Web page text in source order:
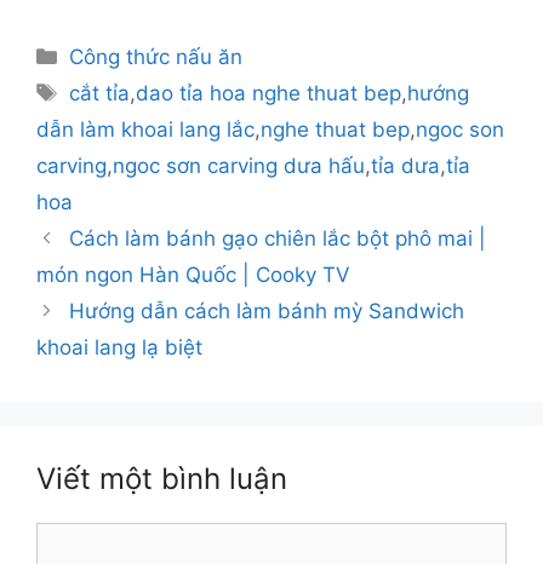
Danh
mục
Công thức nấu ăn
Thẻ
cắt tỉa,dao tỉa hoa nghe thuat bep,hướng
dẫn làm khoai lang lắc,nghe thuat bep,ngoc son
carving,ngoc sơn carving dưa hấu,tỉa dưa,tỉa
hoa
Cách làm bánh gạo chiên lắc bột phô mai |
món ngon Hàn Quốc | Cooky TV
Hướng dẫn cách làm bánh mỳ Sandwich
khoai lang lạ biệt
Viết một bình luận